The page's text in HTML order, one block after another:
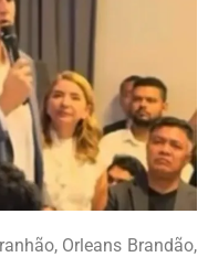
Orleans Brandão,